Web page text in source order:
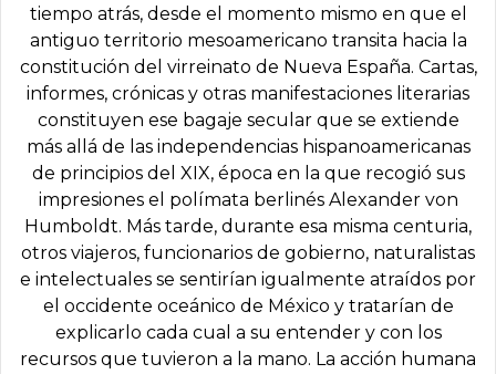
tiempo atrás, desde el momento mismo en que el
antiguo territorio mesoamericano transita hacia la
constitución del virreinato de Nueva España. Cartas,
informes, crónicas y otras manifestaciones literarias
constituyen ese bagaje secular que se extiende
más allá de las independencias hispanoamericanas
de principios del XIX, época en la que recogió sus
impresiones el polímata berlinés Alexander von
Humboldt. Más tarde, durante esa misma centuria,
otros viajeros, funcionarios de gobierno, naturalistas
e intelectuales se sentirían igualmente atraídos por
el occidente oceánico de México y tratarían de
explicarlo cada cual a su entender y con los
recursos que tuvieron a la mano. La acción humana